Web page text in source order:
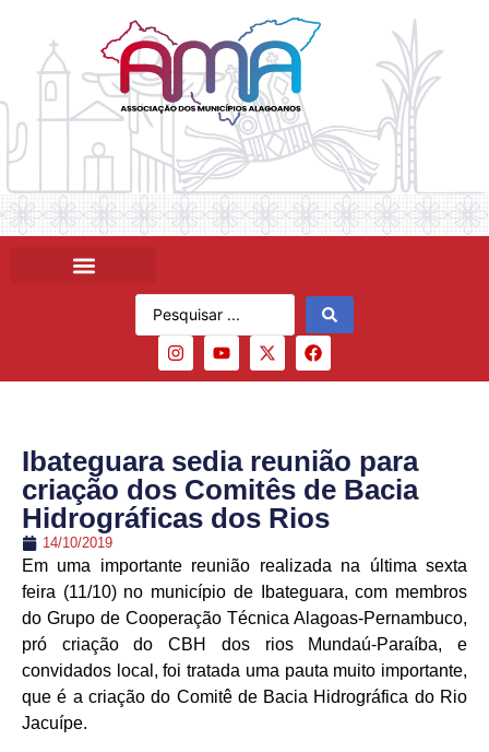
Ibateguara sedia reunião para
criação dos Comitês de Bacia
Hidrográficas dos Rios
14/10/2019
Em uma importante reunião realizada na última sexta
feira (11/10) no município de Ibateguara, com membros
do Grupo de Cooperação Técnica Alagoas-Pernambuco,
pró criação do CBH dos rios Mundaú-Paraíba, e
convidados local, foi tratada uma pauta muito importante,
que é a criação do Comitê de Bacia Hidrográfica do Rio
Jacuípe.